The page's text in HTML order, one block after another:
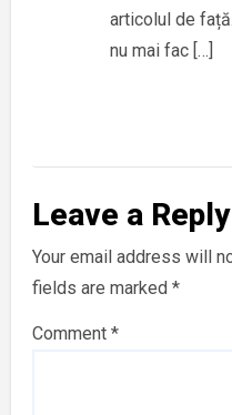
articolul de
nu mai fac […]
Leave a Reply
Your email address will
fields are marked*
Comment*